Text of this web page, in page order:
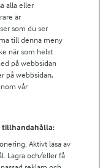
alla eller
är
som du ser
till denna meny
när som helst
på webbsidan
på webbsidan,
vår
tillhandahålla:
Aktivt läsa av
Lagra och/eller få